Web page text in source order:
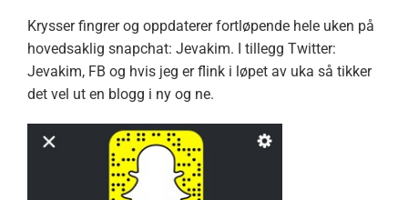
Krysser fingrer og oppdaterer fortløpende hele uken på
hovedsaklig snapchat: Jevakim. I tillegg Twitter:
Jevakim, FB og hvis jeg er flink i løpet av uka så tikker
det vel ut en blogg i ny og ne.